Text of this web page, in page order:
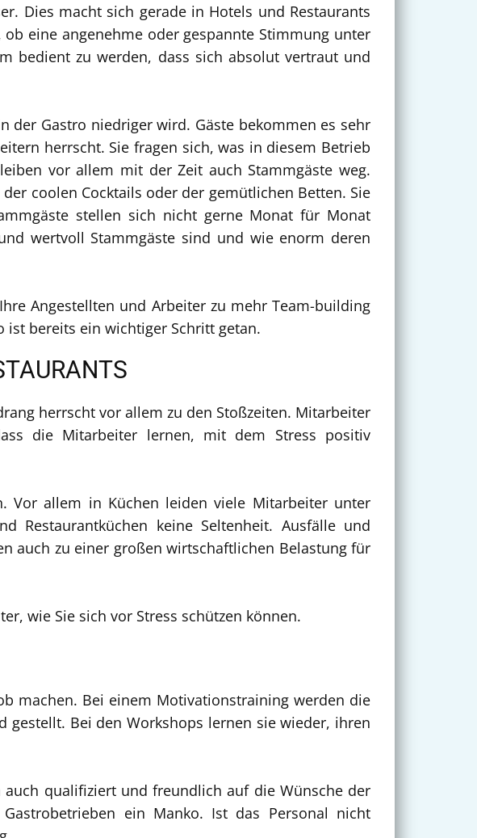
Dies macht sich gerade in Hotels und Restaurants
eine angenehme oder gespannte Stimmung unter
bedient zu werden, dass sich absolut vertraut und
der Gastro niedriger wird. Gäste bekommen es sehr
herrscht. Sie fragen sich, was in diesem Betrieb
vor allem mit der Zeit auch Stammgäste weg.
coolen Cocktails oder der gemütlichen Betten. Sie
stellen sich nicht gerne Monat für Monat
wertvoll Stammgäste sind und wie enorm deren
Angestellten und Arbeiter zu mehr Team-building
bereits ein wichtiger Schritt getan.
herrscht vor allem zu den Stoßzeiten. Mitarbeiter
die Mitarbeiter lernen, mit dem Stress positiv
Vor allem in Küchen leiden viele Mitarbeiter unter
Restaurantküchen keine Seltenheit. Ausfälle und
auch zu einer großen wirtschaftlichen Belastung für
wie Sie sich vor Stress schützen können.
machen. Bei einem Motivationstraining werden die
Bei den Workshops lernen sie wieder, ihren
qualifiziert und freundlich auf die Wünsche der
ein Manko. Ist das Personal nicht